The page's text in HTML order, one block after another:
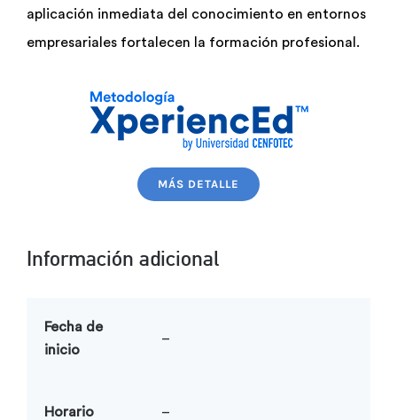
aplicación inmediata del conocimiento en entornos
empresariales fortalecen la formación profesional.
MÁS DETALLE
Información adicional
Fecha de
inicio
–
Horario –